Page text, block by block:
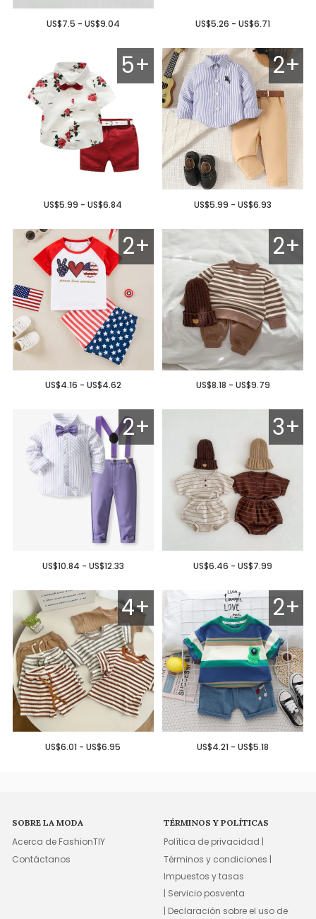
US$7.5 - US$9.04 US$5.26 - US$6.71
5+
US$5.99 - US$6.84
2+
US$5.99 - US$6.93
2+
US$4.16 - US$4.62
2+
US$8.18 - US$9.79
2+
US$10.84 - US$12.33
3+
US$6.46 - US$7.99
4+
US$6.01 - US$6.95
2+
US$4.21 - US$5.18
SOBRE LA MODA
Acerca de FashionTIY
Contáctanos
TÉRMINOS Y POLÍTICAS
Política de privacidad |
Términos y condiciones |
Impuestos y tasas
| Servicio posventa
| Declaración sobre el uso de